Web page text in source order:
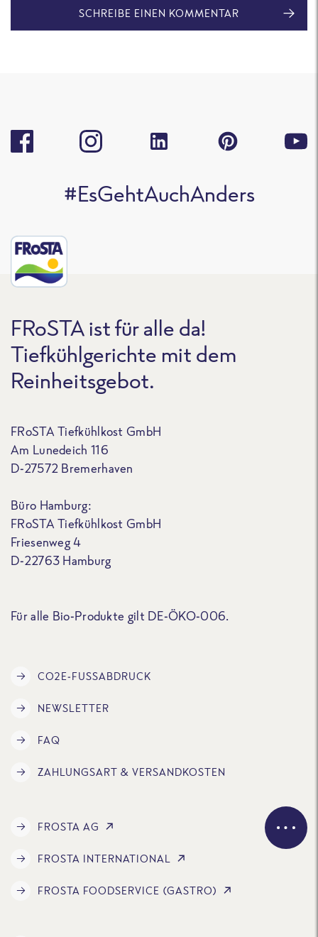
SCHREIBE EINEN KOMMENTAR
#EsGehtAuchAnders
FRoSTA ist für alle da!
Tiefkühlgerichte mit dem
Reinheitsgebot.
FRoSTA Tiefkühlkost GmbH
Am Lunedeich 116
D-27572 Bremerhaven
Büro Hamburg:
FRoSTA Tiefkühlkost GmbH
Friesenweg 4
D-22763 Hamburg
Für alle Bio-Produkte gilt DE-ÖKO-006.
CO2E-FUSSABDRUCK
NEWSLETTER
FAQ
ZAHLUNGSART & VERSANDKOSTEN
FROSTA AG
FROSTA INTERNATIONAL
FROSTA FOODSERVICE (GASTRO)